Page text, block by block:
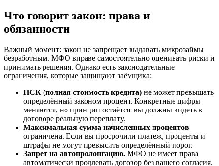
Что говорит закон: права и
обязанности
Важный момент: закон не запрещает выдавать микрозаймы
безработным. МФО вправе самостоятельно оценивать риски и
принимать решения. Однако есть законодательные
ограничения, которые защищают заёмщика:
ПСК (полная стоимость кредита) не может превышать
определённый законом процент. Конкретные цифры
меняются, но принцип остаётся: вы должны видеть в
договоре реальную переплату.
Максимальная сумма начисленных процентов
ограничена. Если вы просрочили платеж, проценты и
штрафы не могут превысить определённый порог.
Запрет на автопролонгацию. МФО не имеет права
автоматически продлевать договор без вашего согласия.